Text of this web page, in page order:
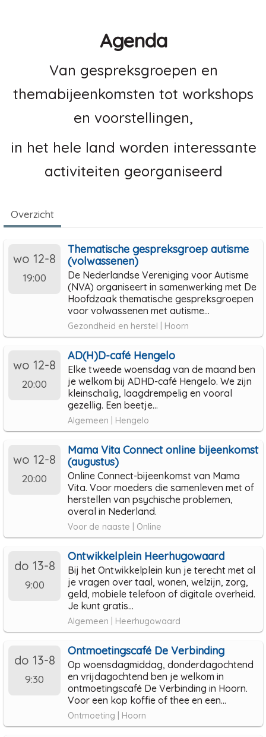
Agenda
Van gespreksgroepen en
themabijeenkomsten tot workshops
en voorstellingen,
in het hele land worden interessante
activiteiten georganiseerd
Overzicht
wo 12-8
19:00
Thematische gespreksgroep autisme
(volwassenen)
De Nederlandse Vereniging voor Autisme
(NVA) organiseert in samenwerking met De
Hoofdzaak thematische gespreksgroepen
voor volwassenen met autisme...
Gezondheid en herstel | Hoorn
wo 12-8
20:00
AD(H)D-café Hengelo
Elke tweede woensdag van de maand ben
je welkom bij ADHD-café Hengelo. We zijn
kleinschalig, laagdrempelig en vooral
gezellig. Een beetje...
Algemeen | Hengelo
wo 12-8
20:00
Mama Vita Connect online bijeenkomst
(augustus)
Online Connect-bijeenkomst van Mama
Vita. Voor moeders die samenleven met of
herstellen van psychische problemen,
overal in Nederland.
Voor de naaste | Online
do 13-8
9:00
Ontwikkelplein Heerhugowaard
Bij het Ontwikkelplein kun je terecht met al
je vragen over taal, wonen, welzijn, zorg,
geld, mobiele telefoon of digitale overheid.
Je kunt gratis...
Algemeen | Heerhugowaard
do 13-8
9:30
Ontmoetingscafé De Verbinding
Op woensdagmiddag, donderdagochtend
en vrijdagochtend ben je welkom in
ontmoetingscafé De Verbinding in Hoorn.
Voor een kop koffie of thee en een...
Ontmoeting | Hoorn